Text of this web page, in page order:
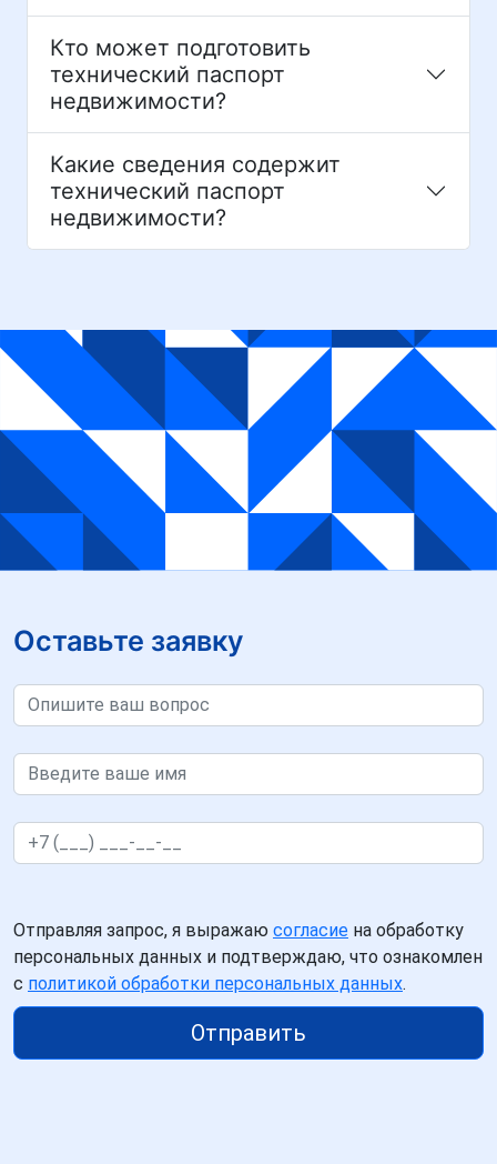
Кто может подготовить
технический паспорт
недвижимости?
Какие сведения содержит
технический паспорт
недвижимости?
Оставьте заявку
Отправляя запрос, я выражаю согласие на обработку
персональных данных и подтверждаю, что ознакомлен
с политикой обработки персональных данных.
Отправить